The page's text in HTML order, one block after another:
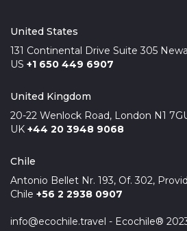
United States
131 Continental Drive Suite 305
US +1 650 449 6907
United Kingdom
20-22 Wenlock Road, London N1
UK +44 20 3948 9068
Chile
Antonio Bellet Nr. 193, Of. 302,
Chile +56 2 2938 0907
info@ecochile.travel - Ecochile®